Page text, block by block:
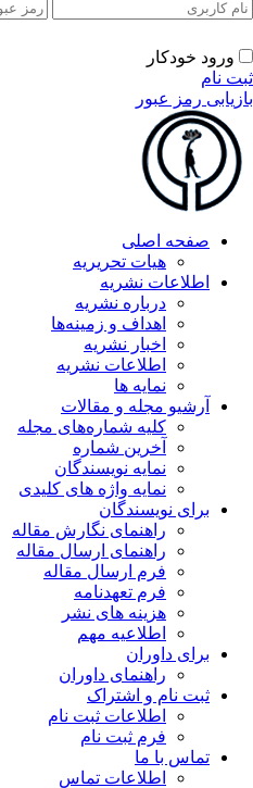
ورود خودکار
نام
رمز عبور
صفحه اصلی
هیات تحریریه
اطلاعات نشریه
درباره نشریه
اهداف و زمینه‌ها
اخبار نشریه
اطلاعات نشریه
نمایه ها
آرشیو مجله و مقالات
کلیه شماره‌های مجله
آخرین شماره
نمایه نویسندگان
نمایه واژه های کلیدی
برای نویسندگان
راهنمای نگارش مقاله
راهنمای ارسال مقاله
فرم ارسال مقاله
فرم تعهدنامه
هزینه های نشر
اطلاعیه مهم
برای داوران
راهنمای داوران
ثبت نام و اشتراک
اطلاعات ثبت نام
فرم ثبت نام
تماس با ما
اطلاعات تماس